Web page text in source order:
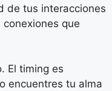
de tus interacciones
que
El timing es
encuentres tu alma